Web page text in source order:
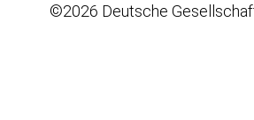
©2026 Deutsche